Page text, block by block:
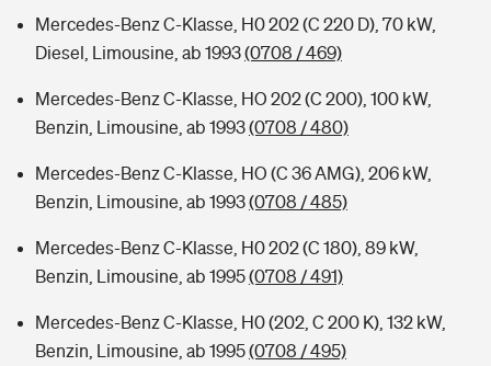
Mercedes-Benz C-Klasse, H0 202 (C 220 D), 70 kW,
Diesel, Limousine, ab 1993(0708 / 469)
Mercedes-Benz C-Klasse, HO 202 (C 200), 100 kW,
Benzin, Limousine, ab 1993(0708 / 480)
Mercedes-Benz C-Klasse, HO (C 36 AMG), 206 kW,
Benzin, Limousine, ab 1993(0708 / 485)
Mercedes-Benz C-Klasse, H0 202 (C 180), 89 kW,
Benzin, Limousine, ab 1995(0708 / 491)
Mercedes-Benz C-Klasse, H0 (202, C 200 K), 132 kW,
Benzin, Limousine, ab 1995(0708 / 495)